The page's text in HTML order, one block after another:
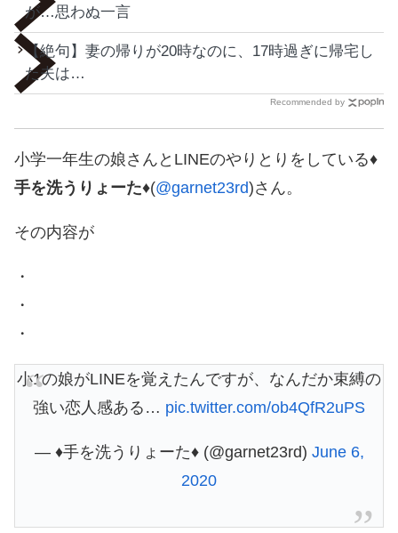
が…思わぬ一言
【絶句】妻の帰りが20時なのに、17時過ぎに帰宅し
た夫は…
Recommended by
小学一年生の娘さんとLINEのやりとりをしている♦️
手を洗うりょーた♦️(@garnet23rd)さん。
その内容が
・
・
・
小1の娘がLINEを覚えたんですが、なんだか束縛の
強い恋人感ある… pic.twitter.com/ob4QfR2uPS
— ♦️手を洗うりょーた♦️ (@garnet23rd) June 6,
2020